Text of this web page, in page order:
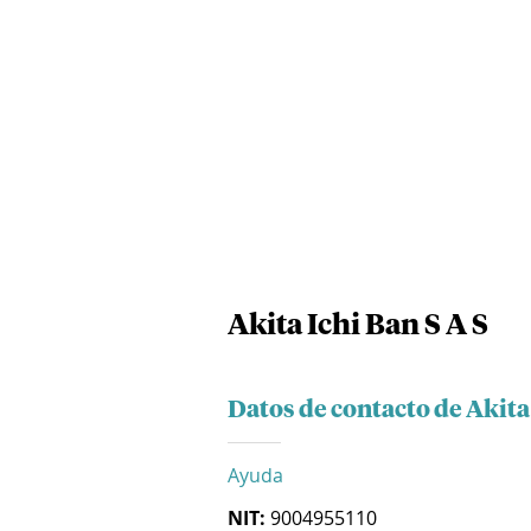
Akita Ichi Ban S A S
Datos de contacto de Akita
Ayuda
NIT: 9004955110